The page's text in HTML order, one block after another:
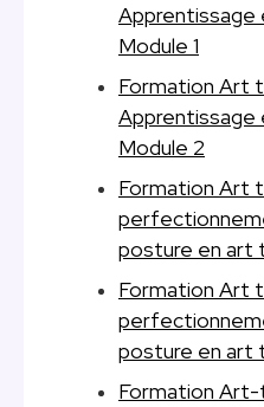
Module 1
Formation Art
Module 2
Formation Art
posture en art
Formation Art
posture en art
Formation